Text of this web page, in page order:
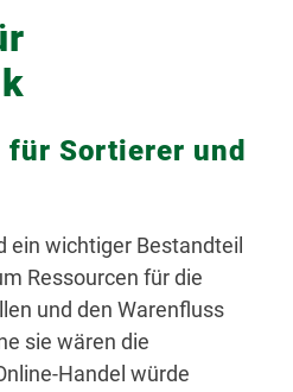
Sortierer und
ein wichtiger Bestandteil
Ressourcen für die
und den Warenfluss
sie wären die
Handel würde